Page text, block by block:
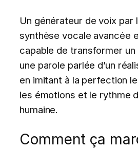
Un générateur de voix par
synthèse vocale avancée
capable de transformer
une parole parlée d’un
en imitant à la perfection
les émotions et le rythme
humaine.
Comment ça